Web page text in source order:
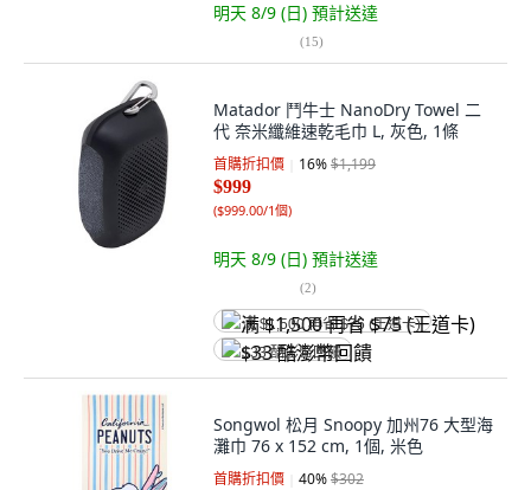
明天 8/9 (日) 預計送達
(15)
Matador 鬥牛士 NanoDry Towel 二
代 奈米纖維速乾毛巾 L, 灰色, 1條
首購折扣價 16%$1,199
$999
($999.00/1個)
明天 8/9 (日) 預計送達
(2)
满 $1,500 再省 $75 (王道卡)
$33 酷澎幣回饋
Songwol 松月 Snoopy 加州76 大型海
灘巾 76 x 152 cm, 1個, 米色
首購折扣價 40%$302